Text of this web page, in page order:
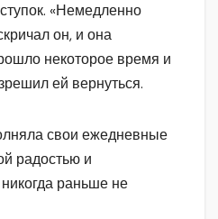
«Немедленно
он, и она
некоторое время и
ей вернуться.
свои ежедневные
радостью и
раньше не